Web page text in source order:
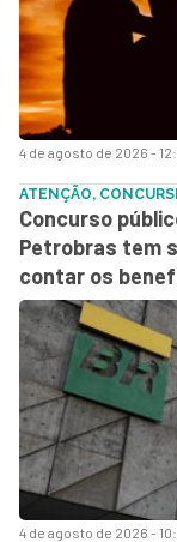
4 de agosto de 2026 -
4 de agosto de 2026 -
ATENÇÃO,
Concurso
Petrobras tem
contar os